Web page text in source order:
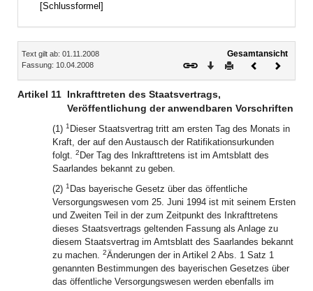
[Schlussformel]
Inhalt
Text gilt ab: 01.11.2008
Fassung: 10.04.2008
Gesamtansicht
Download
DruckenVorheriges
Artikel 11 Inkrafttreten des Staatsvertrags,
Veröffentlichung der anwendbaren Vorschriften
(1) 1 Dieser Staatsvertrag tritt am ersten Tag des Monats in
Kraft, der auf den Austausch der Ratifikationsurkunden
folgt. 2 Der Tag des Inkrafttretens ist im Amtsblatt des
Saarlandes bekannt zu geben.
(2) 1 Das bayerische Gesetz über das öffentliche
Versorgungswesen vom 25. Juni 1994 ist mit seinem Ersten
und Zweiten Teil in der zum Zeitpunkt des Inkrafttretens
dieses Staatsvertrags geltenden Fassung als Anlage zu
diesem Staatsvertrag im Amtsblatt des Saarlandes bekannt
zu machen. 2Änderungen der in Artikel 2 Abs. 1 Satz 1
genannten Bestimmungen des bayerischen Gesetzes über
das öffentliche Versorgungswesen werden ebenfalls im